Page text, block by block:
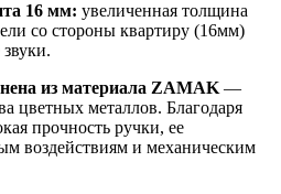
16 мм: увеличенная толщина
со стороны квартиру (16мм)
из материала ZAMAK—
цветных металлов. Благодаря
прочность ручки, ее
воздействиям и механическим